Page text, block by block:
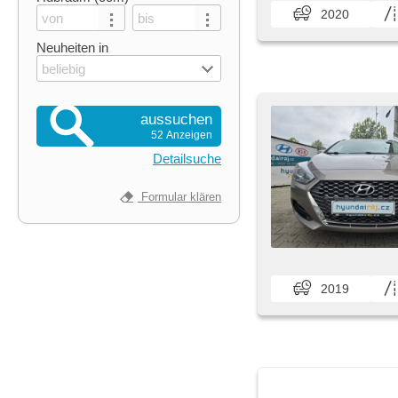
Neuheiten in
beliebig
aussuchen
52 Anzeigen
Detailsuche
Formular klären
2020
2019